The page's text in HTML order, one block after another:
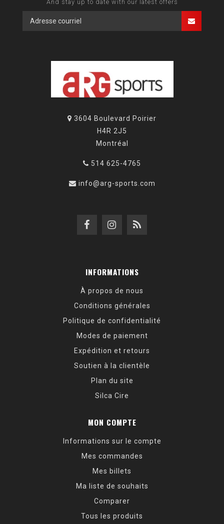
And stay up to date with our latest offers
3604 Boulevard Poirier
H4R 2J5
Montréal
514 625-4765
info@arg-sports.com
INFORMATIONS
À propos de nous
Conditions générales
Politique de confidentialité
Modes de paiement
Expédition et retours
Soutien à la clientèle
Plan du site
Silca Cire
MON COMPTE
Informations sur le compte
Mes commandes
Mes billets
Ma liste de souhaits
Comparer
Tous les produits